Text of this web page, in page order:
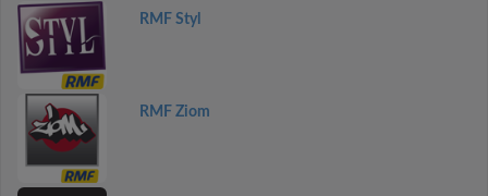
RMF Styl
RMF Ziom